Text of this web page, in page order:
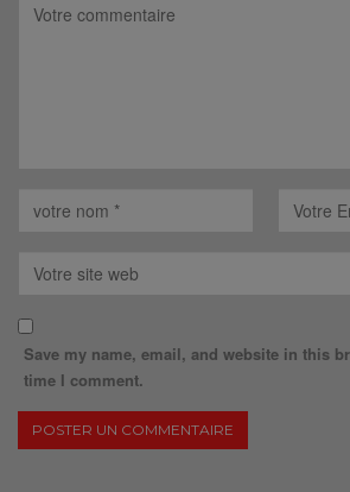
Save my name, email, and website in this
time I comment.